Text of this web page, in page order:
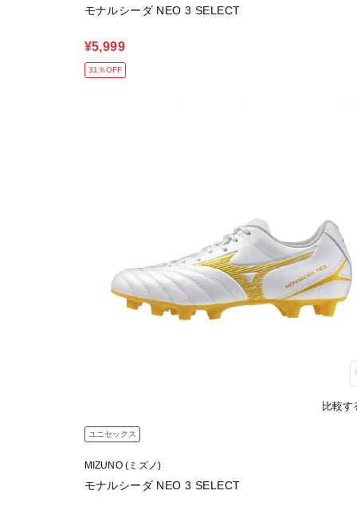
モナルシーダ NEO 3 SELECT
¥5,999
31％OFF
比較す
ユニセックス
MIZUNO (ミズノ)
モナルシーダ NEO 3 SELECT